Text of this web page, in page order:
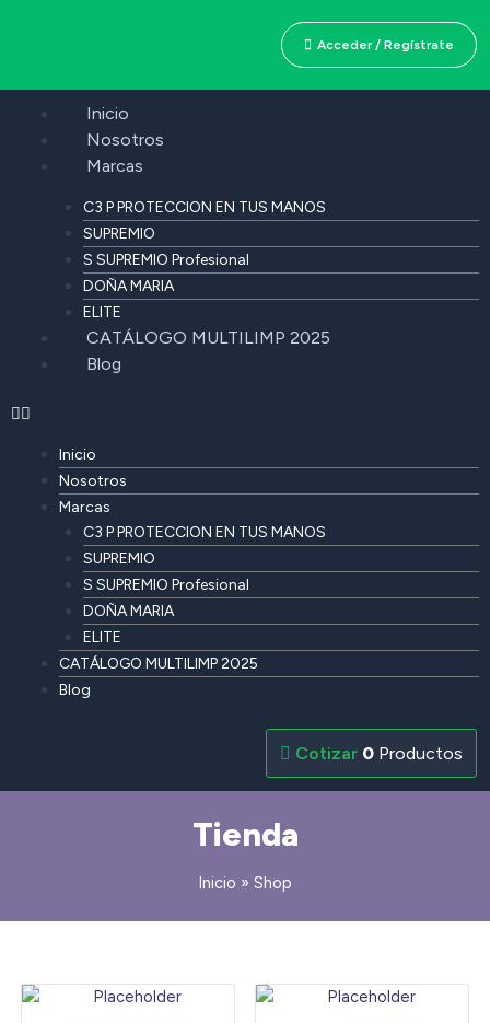
Acceder / Regístrate
Inicio
Nosotros
Marcas
C3 P PROTECCION EN TUS MANOS
SUPREMIO
S SUPREMIO Profesional
DOÑA MARIA
ELITE
CATÁLOGO MULTILIMP 2025
Blog
Inicio
Nosotros
Marcas
C3 P PROTECCION EN TUS MANOS
SUPREMIO
S SUPREMIO Profesional
DOÑA MARIA
ELITE
CATÁLOGO MULTILIMP 2025
Blog
0 Productos
Tienda
Inicio Shop